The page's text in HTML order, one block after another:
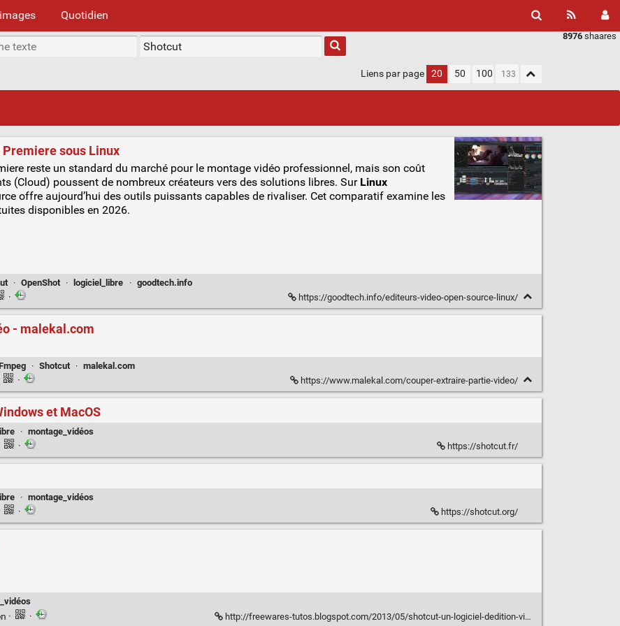
Quotidien
8976 shaares
Liens par page 20 50 100
sous Linux
reste un standard du marché pour le montage vidéo professionnel, mais son coût
(Cloud) poussent de nombreux créateurs vers des solutions libres. Sur Linux
offre aujourd’hui des outils puissants capables de rivaliser. Cet comparatif examine les
disponibles en 2026.
· OpenShot · logiciel_libre · goodtech.info
· https://goodtech.info/editeurs-video-open-source-linux/
- malekal.com
· Shotcut · malekal.com
· https://www.malekal.com/couper-extraire-partie-video/
et MacOS
· montage_vidéos
· https://shotcut.fr/
· montage_vidéos
· https://shotcut.org/
· · http://freewares-tutos.blogspot.com/2013/05/shotcut-un-logiciel-dedition-video-open.html